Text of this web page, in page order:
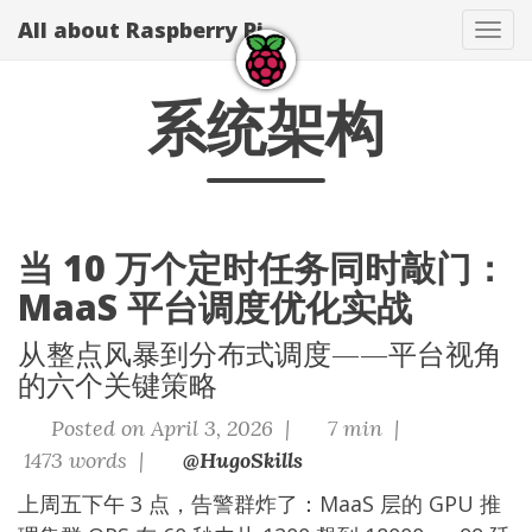
All about Raspberry Pi
系统架构
当 10 万个定时任务同时敲门：
MaaS 平台调度优化实战
从整点风暴到分布式调度——平台视角
的六个关键策略
Posted on April 3, 2026 |
7 min |
1473 words |
@HugoSkills
上周五下午 3 点，告警群炸了：MaaS 层的 GPU 推